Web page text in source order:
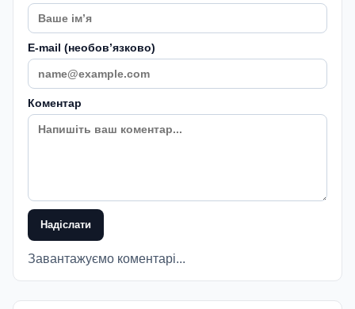
E-mail (необовʼязково)
Коментар
Надіслати
Завантажуємо коментарі...